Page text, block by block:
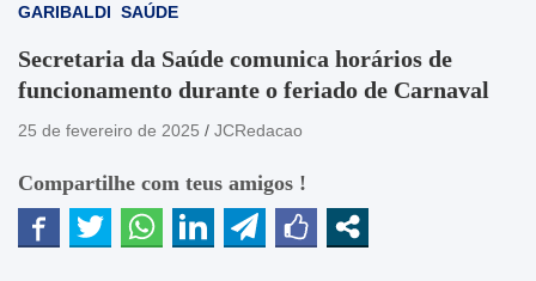
GARIBALDI SAÚDE
Secretaria da Saúde comunica horários de
funcionamento durante o feriado de Carnaval
25 de fevereiro de 2025 JCRedacao
Compartilhe com teus amigos !